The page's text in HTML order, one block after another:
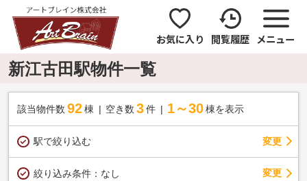
お気に入り 閲覧履歴 メニュー
新江古田駅物件一覧
該当物件数 92棟 空き数 3 件 1～30 棟を表示
駅で絞り込む 変更
絞り込み条件： なし 変更